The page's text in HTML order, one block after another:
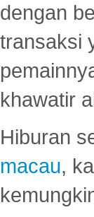
dengan
transaksi
khawatir
Hiburan
macau,